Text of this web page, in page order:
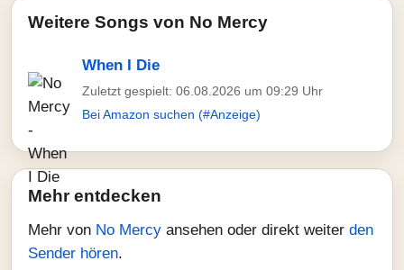
Weitere Songs von No Mercy
When I Die
Zuletzt gespielt: 06.08.2026 um 09:29 Uhr
Bei Amazon suchen (#Anzeige)
Mehr entdecken
Mehr von No Mercy ansehen oder direkt weiter den
Sender hören.